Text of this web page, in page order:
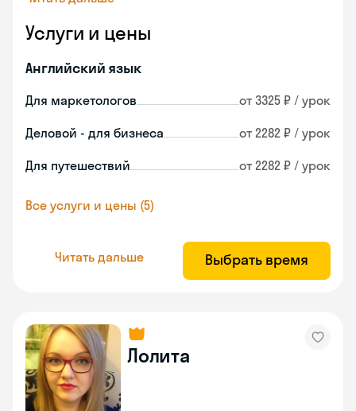
Услуги и цены
Английский язык
Для маркетологов от 3325 ₽ / урок
Деловой - для бизнеса от 2282 ₽ / урок
Для путешествий от 2282 ₽ / урок
Все услуги и цены (5)
Читать дальше Выбрать время
Лолита